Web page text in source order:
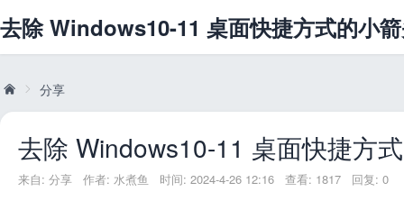
去除 Windows10-11 桌面快捷方式的小
»
分享
去除 Windows10-11 桌面快捷方
来自: 分享 作者: 水煮鱼 时间: 2024-4-26 12:16 查看: 1817 回复: 0